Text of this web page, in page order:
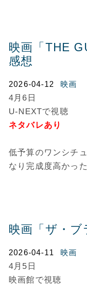
映画「THE
感想
2026-04-12 映画
4月6日
U-NEXTで視聴
ネタバレあり
低予算のワンシチ
なり完成度高かった
映画「ザ・ブ
2026-04-11 映画
4月5日
映画館で視聴